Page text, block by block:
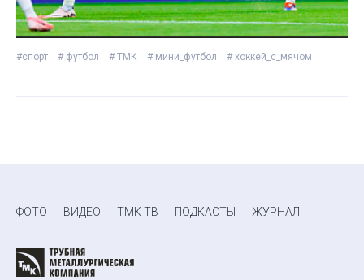
#спорт # футбол # ТМК # мини_футбол # хоккей_с_мячом
ФОТО ВИДЕО ТМК ТВ ПОДКАСТЫ ЖУРНАЛ